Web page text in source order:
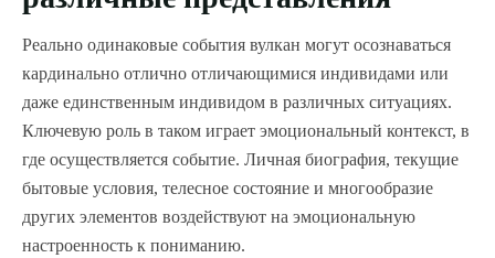
Реально одинаковые события вулкан могут осознаваться
кардинально отлично отличающимися индивидами или
даже единственным индивидом в различных ситуациях.
Ключевую роль в таком играет эмоциональный контекст, в
где осуществляется событие. Личная биография, текущие
бытовые условия, телесное состояние и многообразие
других элементов воздействуют на эмоциональную
настроенность к пониманию.